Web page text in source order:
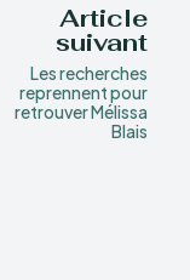
Article
suivant
Les recherches
reprennent pour
retrouver Mélissa
Blais